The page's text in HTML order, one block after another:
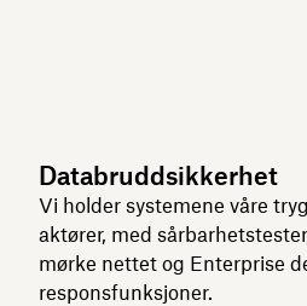
Databruddsikkerhet
Vi holder systemene våre
aktører, med
mørke nettet og Enterprise
responsfunksjoner.